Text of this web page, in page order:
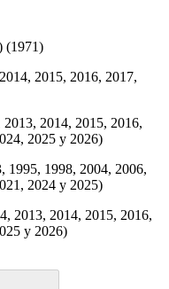
(1971)
2015, 2016, 2017,
2013, 2014, 2015, 2016,
2025 y 2026)
1995, 1998, 2004, 2006,
2024 y 2025)
2013, 2014, 2015, 2016,
y 2026)